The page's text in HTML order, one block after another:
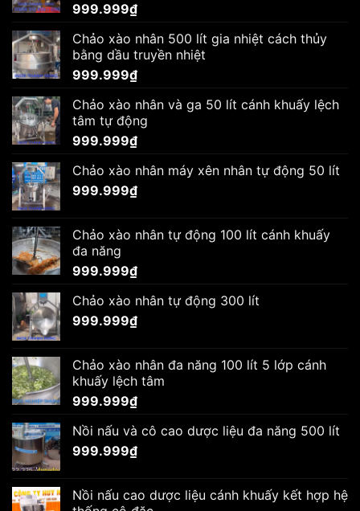
999.999₫
Chảo xào nhân 500 lít gia nhiệt cách thủy
bằng dầu truyền nhiệt
999.999₫
Chảo xào nhân và ga 50 lít cánh khuấy lệch
tâm tự động
999.999₫
Chảo xào nhân máy xên nhân tự động 50 lít
999.999₫
Chảo xào nhân tự động 100 lít cánh khuấy
đa năng
999.999₫
Chảo xào nhân tự động 300 lít
999.999₫
Chảo xào nhân đa năng 100 lít 5 lớp cánh
khuấy lệch tâm
999.999₫
Nồi nấu và cô cao dược liệu đa năng 500 lít
999.999₫
Nồi nấu cao dược liệu cánh khuấy kết hợp hệ